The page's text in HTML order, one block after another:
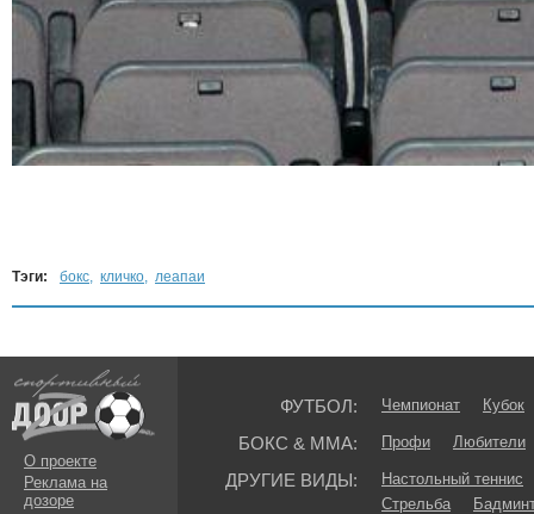
Тэги: бокс, кличко, леапаи
О проекте
Реклама на
дозоре
ФУТБОЛ: Чемпионат Кубок
БОКС & ММА: Профи Любители
ДРУГИЕ ВИДЫ:
Настольный теннис
Стрельба